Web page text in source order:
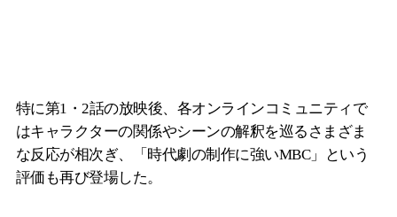
特に第1・2話の放映後、各オンラインコミュニティで
はキャラクターの関係やシーンの解釈を巡るさまざま
な反応が相次ぎ、「時代劇の制作に強いMBC」という
評価も再び登場した。